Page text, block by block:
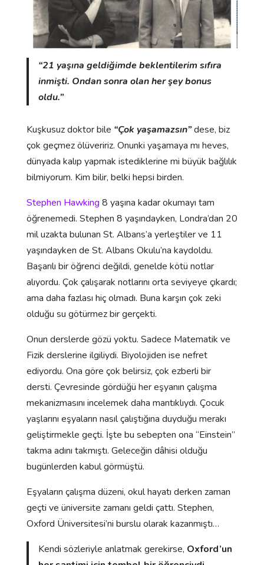
“21 yaşına geldiğimde beklentilerim sıfıra
inmişti. Ondan sonra olan her şey bonus
oldu.”
Kuşkusuz doktor bile “Çok yaşamazsın”dese, biz
çok geçmez ölüveririz. Onunki yaşamaya mı heves,
dünyada kalıp yapmak istediklerine mi büyük bağlılık
bilmiyorum. Kim bilir, belki hepsi birden.
Stephen Hawking 8 yaşına kadar okumayı tam
öğrenemedi. Stephen 8 yaşındayken, Londra’dan 20
mil uzakta bulunan St. Albans’a yerleştiler ve 11
yaşındayken de St. Albans Okulu’na kaydoldu.
Başarılı bir öğrenci değildi, genelde kötü notlar
alıyordu. Çok çalışarak notlarını orta seviyeye çıkardı;
ama daha fazlası hiç olmadı. Buna karşın çok zeki
olduğu su götürmez bir gerçekti.
Onun derslerde gözü yoktu. Sadece Matematik ve
Fizik derslerine ilgiliydi. Biyolojiden ise nefret
ediyordu. Ona göre çok belirsiz, çok ezberli bir
dersti. Çevresinde gördüğü her eşyanın çalışma
mekanizmasını incelemek daha mantıklıydı. Çocuk
yaşlarını eşyaların nasıl çalıştığına duyduğu merakı
geliştirmekle geçti. İşte bu sebepten ona “Einstein”
takma adını takmıştı. Geleceğin dâhisi olduğu
bugünlerden kabul görmüştü.
Eşyaların çalışma düzeni, okul hayatı derken zaman
geçti ve üniversite zamanı geldi çattı. Stephen,
Oxford Üniversitesi’ni burslu olarak kazanmıştı…
Kendi sözleriyle anlatmak gerekirse, Oxford’un